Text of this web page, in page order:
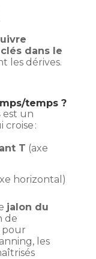
dans le
les dérives.
temps ?
est un
:
T (axe
horizontal)
jalon du
de
pour
les